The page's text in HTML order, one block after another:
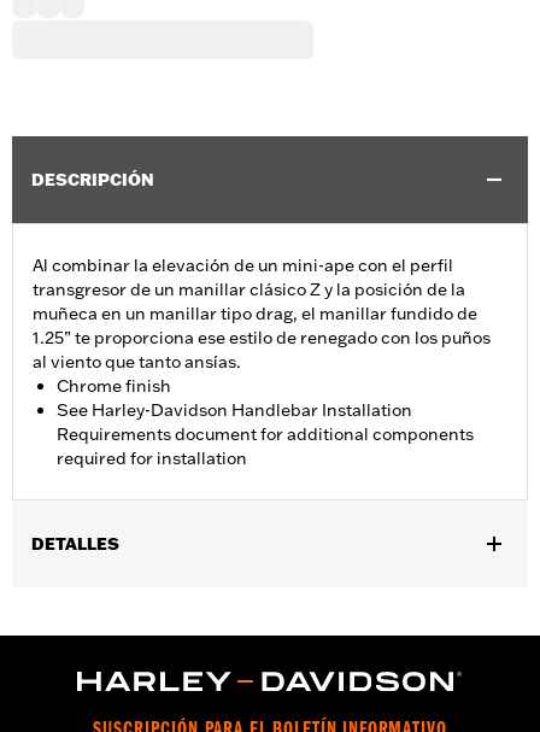
DESCRIPCIÓN
Al combinar la elevación de un mini-ape con el perfil
transgresor de un manillar clásico Z y la posición de la
muñeca en un manillar tipo drag, el manillar fundido de
1.25” te proporciona ese estilo de renegado con los puños
al viento que tanto ansías.
Chrome finish
See Harley-Davidson Handlebar Installation
Requirements document for additional components
required for installation
DETALLES
separado de componentes adicionales.
Installation Instructions